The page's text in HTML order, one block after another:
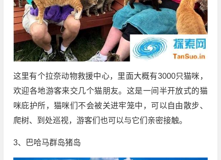
这里有个拉奈动物救援中心，里面大概有3000只猫咪，
欢迎各地游客来交几个猫朋友。这是一间半开放式的猫
咪庇护所，猫咪们不会被关进牢笼中，可以自由散步、
爬树、到处巡视，游客们也可以与它们亲密接触。
3、巴哈马群岛猪岛